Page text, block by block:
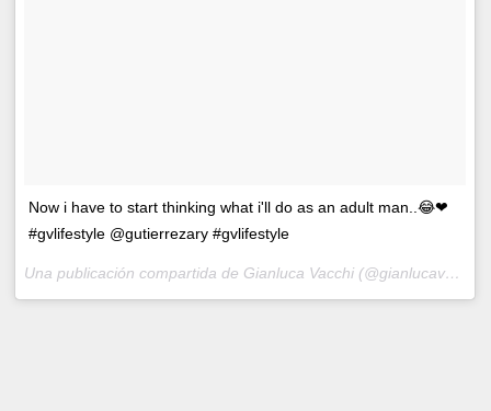
Now i have to start thinking what i'll do as an adult man..😂❤
#gvlifestyle @gutierrezary #gvlifestyle
Una publicación compartida de Gianluca Vacchi (@gianlucavacchi) el